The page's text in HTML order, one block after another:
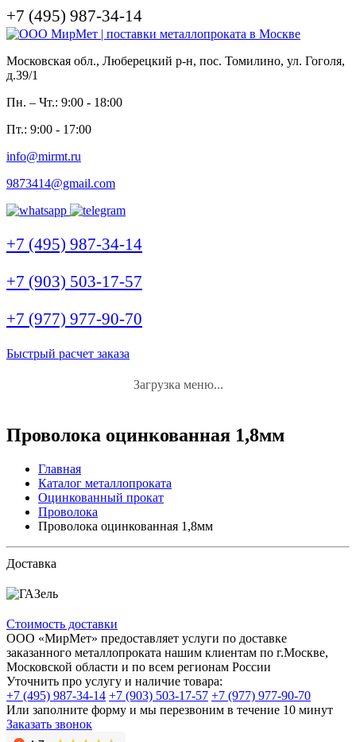
+7 (495) 987-34-14
Московская обл., Люберецкий р-н, пос. Томилино, ул. Гоголя,
д.39/1
Пн. – Чт.: 9:00 - 18:00
Пт.: 9:00 - 17:00
info@mirmt.ru
9873414@gmail.com
+7 (495) 987-34-14
+7 (903) 503-17-57
+7 (977) 977-90-70
Быстрый расчет заказа
Загрузка меню...
Проволока оцинкованная 1,8мм
Главная
Каталог металлопроката
Оцинкованный прокат
Проволока
Проволока оцинкованная 1,8мм
Доставка
Стоимость доставки
ООО «МирМет» предоставляет услуги по доставке
заказанного металлопроката нашим клиентам по г.Москве,
Московской области и по всем регионам России
Уточнить про услугу и наличие товара:
+7 (495) 987-34-14 +7 (903) 503-17-57 +7 (977) 977-90-70
Или заполните форму и мы перезвоним в течение 10 минут
Заказать звонок